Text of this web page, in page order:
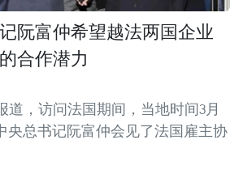
阮富仲希望越法两国企业
合作潜力
道，访问法国期间，当地时间3月
央总书记阮富仲会见了法国雇主协